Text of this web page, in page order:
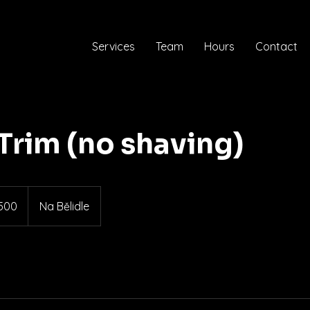
Services Team Hours Contact
(no shaving)
Na Bělidle